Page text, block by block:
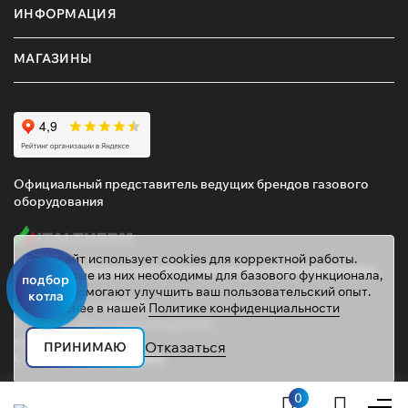
подбор
котла
0
и зависимости от коммунальных служб. Доставим по
Омску и области, поможем с подбором мощности и
серии!
ИНФОРМАЦИЯ
МАГАЗИНЫ
Официальный представитель ведущих брендов газового
оборудования
© 2026 ТД «ГАЗОВИК»
Политика персональных данных
gazovik55@inbox.ru
Сайт сделали
Mahogany
Этот сайт использует cookies для корректной работы.
Некоторые из них необходимы для базового функционала,
другие помогают улучшить ваш пользовательский опыт.
Подробнее в нашей Политике конфиденциальности
ПРИНИМАЮ Отказаться